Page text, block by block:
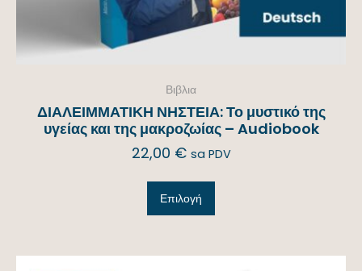
Βιβλια
ΔΙΑΛΕΙΜΜΑΤΙΚΗ ΝΗΣΤΕΙΑ: Το μυστικό της
υγείας και της μακροζωίας – Audiobook
22,00 € sa PDV
Επιλογή